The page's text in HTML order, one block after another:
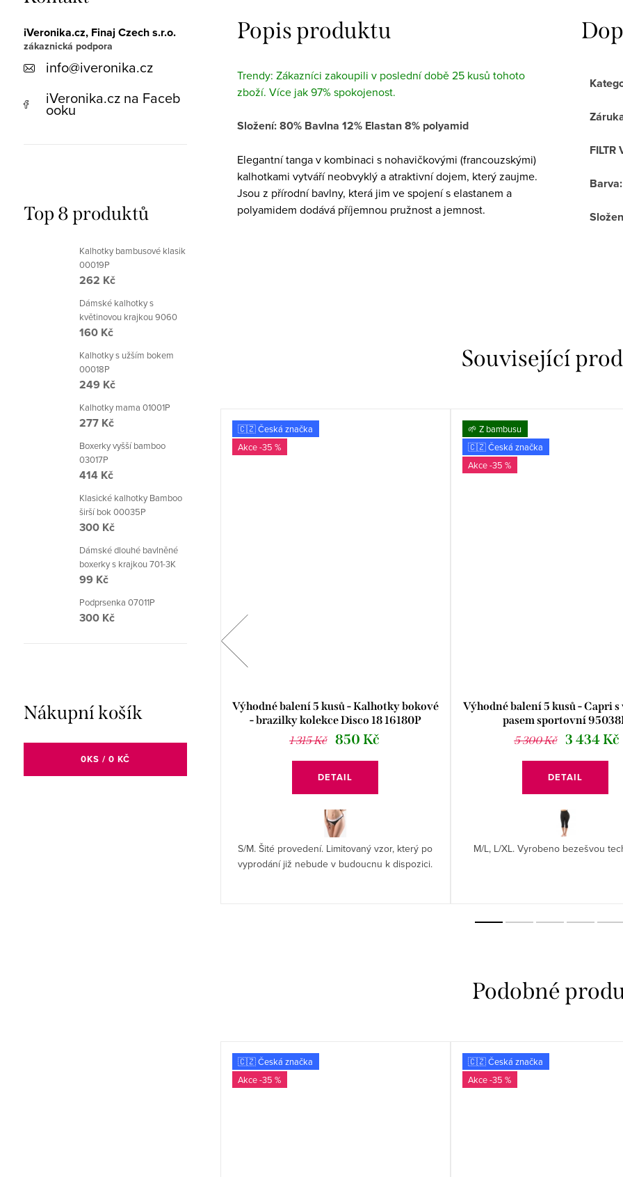
iVeronika.cz, Finaj Czech s.r.o.
info@iveronika.cz
iVeronika.cz na Faceb
ooku
Top 8 produktů
Kalhotky bambusové klasik
00019P
262 Kč
Dámské kalhotky s
květinovou krajkou 9060
160 Kč
Kalhotky s užším bokem
00018P
249 Kč
Kalhotky mama 01001P
277 Kč
Boxerky vyšší bamboo
03017P
414 Kč
Klasické kalhotky Bamboo
širší bok 00035P
300 Kč
Dámské dlouhé bavlněné
boxerky s krajkou 701-3K
99 Kč
Podprsenka 07011P
300 Kč
Nákupní košík
0KS / 0 KČ
Popis produktu
Trendy: Zákazníci zakoupili v poslední době 25 kusů tohoto
zboží. Více jak 97% spokojenost.
Složení: 80% Bavlna 12% Elastan 8% polyamid
Elegantní tanga v kombinaci s nohavičkovými (francouzskými)
kalhotkami vytváří neobvyklý a atraktivní dojem, který zaujme.
Jsou z přírodní bavlny, která jim ve spojení s elastanem a
polyamidem dodává příjemnou pružnost a jemnost.
FILTR
Barva:
Související
🇨🇿 Česká značka
Výhodné balení 5 kusů - Legíny 7/8
jednobarevné 95002P
6 060 Kč
3 928 Kč
DETAIL
🇨🇿 Česká značka
-35 %
Výhodné balení 5 kusů - Kalhotky bokové
- brazilky kolekce Disco 18 16180P
1 315 Kč
850 Kč
DETAIL
S/M. Šité provedení. Limitovaný vzor, který po
vyprodání již nebude v budoucnu k dispozici.
🌱 Z bambusu
🇨🇿 Česká značka
-35 %
Výhodné balení 5 kusů - Capri
pasem sportovní
5 300 Kč
3 434 Kč
DETAIL
M/L, L/XL. Vyrobeno bezešvou
🇨🇿 Česká značka
-35 %
🇨🇿 Česká značka
-35 %